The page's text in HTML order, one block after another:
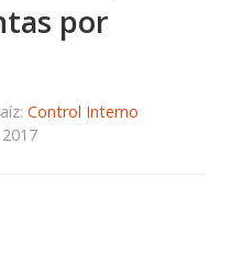
por
Control Interno